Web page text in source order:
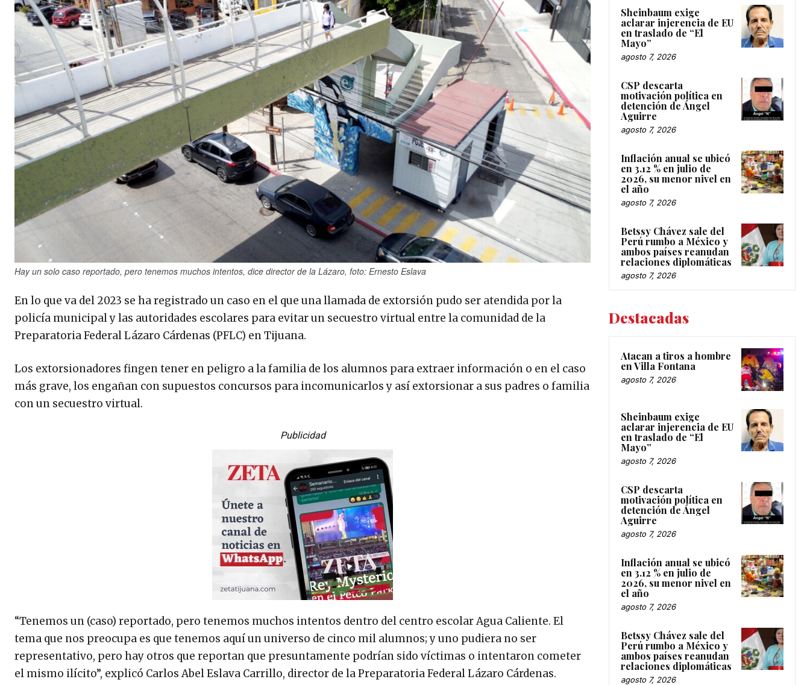
Hay un solo caso reportado, pero tenemos muchos intentos, dice director de la Lázaro, foto: Ernesto Eslava
En lo que va del 2023 se ha registrado un caso en el que una llamada de extorsión pudo ser atendida por la
policía municipal y las autoridades escolares para evitar un secuestro virtual entre la comunidad de la
Preparatoria Federal Lázaro Cárdenas (PFLC) en Tijuana.
Los extorsionadores fingen tener en peligro a la familia de los alumnos para extraer información o en el caso
más grave, los engañan con supuestos concursos para incomunicarlos y así extorsionar a sus padres o familia
con un secuestro virtual.
Publicidad
“Tenemos un (caso) reportado, pero tenemos muchos intentos dentro del centro escolar Agua Caliente. El
tema que nos preocupa es que tenemos aquí un universo de cinco mil alumnos; y uno pudiera no ser
representativo, pero hay otros que reportan que presuntamente podrían sido víctimas o intentaron cometer
el mismo ilícito”, explicó Carlos Abel Eslava Carrillo, director de la Preparatoria Federal Lázaro Cárdenas.
Sheinbaum exige
aclarar injerencia de EU
en traslado de “El
Mayo”
agosto 7, 2026
CSP descarta
motivación política en
detención de Ángel
Aguirre
agosto 7, 2026
Inflación anual se ubicó
en 3.12 % en julio de
2026, su menor nivel en
el año
agosto 7, 2026
Betssy Chávez sale del
Perú rumbo a México y
ambos países reanudan
relaciones diplomáticas
agosto 7, 2026
Destacadas
Atacan a tiros a hombre
en Villa Fontana
agosto 7, 2026
Sheinbaum exige
aclarar injerencia de EU
en traslado de “El
Mayo”
agosto 7, 2026
CSP descarta
motivación política en
detención de Ángel
Aguirre
agosto 7, 2026
Inflación anual se ubicó
en 3.12 % en julio de
2026, su menor nivel en
el año
agosto 7, 2026
Betssy Chávez sale del
Perú rumbo a México y
ambos países reanudan
relaciones diplomáticas
agosto 7, 2026